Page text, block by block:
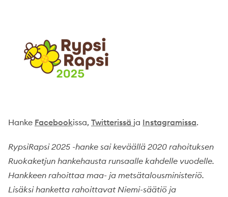
Hanke Facebookissa, Twitterissä ja Instagramissa.
RypsiRapsi 2025 -hanke sai keväällä 2020 rahoituksen
Ruokaketjun hankehausta runsaalle kahdelle vuodelle.
Hankkeen rahoittaa maa- ja metsätalousministeriö.
Lisäksi hanketta rahoittavat Niemi-säätiö ja